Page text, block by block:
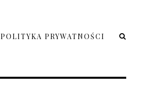
POLITYKA PRYWATNOŚCI